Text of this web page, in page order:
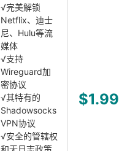
√完美解锁
Netflix、迪士
尼、Hulu等流
媒体
√支持
Wireguard加
密协议
√其特有的
Shadowsocks
VPN协议
√安全的管辖权
和无日志政策
$1.99